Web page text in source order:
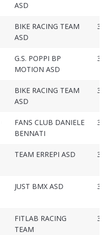
ASD
BIKE RACING TEAM
ASD
G.S. POPPI BP
MOTION ASD
BIKE RACING TEAM
ASD
FANS CLUB DANIELE
BENNATI
TEAM ERREPI ASD
JUST BMX ASD
FITLAB RACING
TEAM